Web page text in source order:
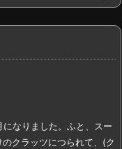
なりました。 ふと、スー
のクラッツにつられて、(ク